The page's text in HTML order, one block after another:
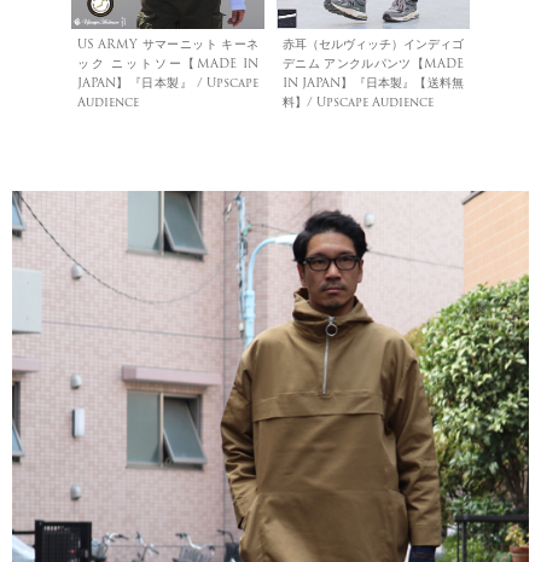
US ARMY サマーニット キーネ
ック ニットソー【MADE IN
JAPAN】『日本製』 / Upscape
Audience
赤耳（セルヴィッチ）インディゴ
デニム アンクルパンツ【MADE
IN JAPAN】『日本製』【送料無
料】/ Upscape Audience